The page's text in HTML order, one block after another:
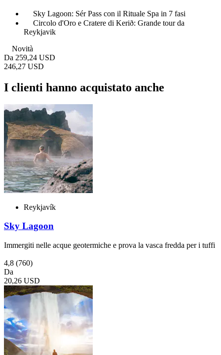
Sky Lagoon: Sér Pass con il Rituale Spa in 7 fasi
Circolo d'Oro e Cratere di Kerið: Grande tour da
Reykjavik
Novità
Da 259,24 USD
246,27 USD
I clienti hanno acquistato anche
Reykjavík
Sky Lagoon
Immergiti nelle acque geotermiche e prova la vasca fredda per i tuffi
4,8 (760)
Da
20,26 USD